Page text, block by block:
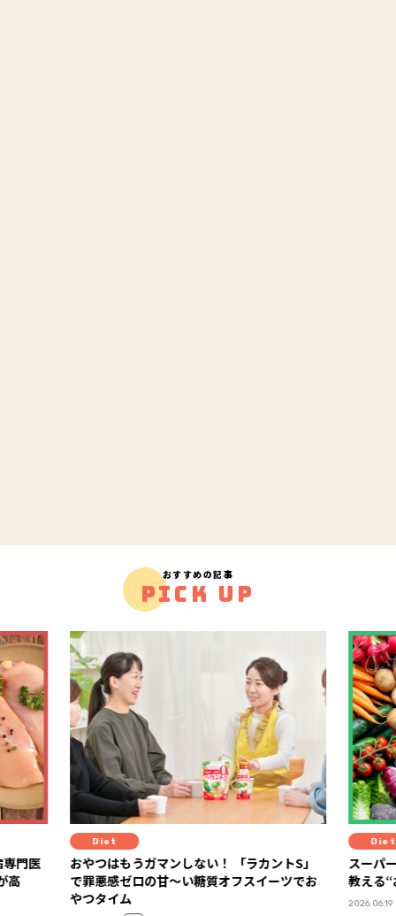
おすすめの記事
PICK UP
専門医
高
Diet
おやつはもうガマンしない！ 「ラカントS」
で罪悪感ゼロの甘～い糖質オフスイーツでお
やつタイム
Diet
スーパ
教える
2026.06.19